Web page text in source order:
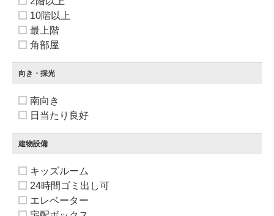
10階以上
最上階
角部屋
向き・採光
南向き
日当たり良好
建物設備
キッズルーム
24時間ゴミ出し可
エレベーター